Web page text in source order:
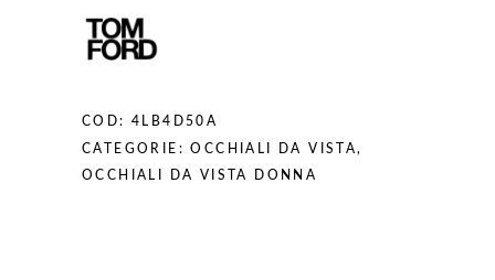
COD: 4LB4D50A
CATEGORIE:OCCHIALI DA VISTA,
OCCHIALI DA VISTA DONNA